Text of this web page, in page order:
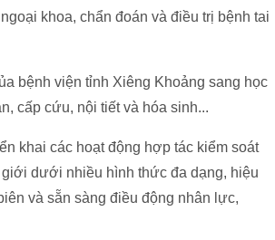
khoa, chẩn đoán và điều trị bệnh tai
bệnh viện tỉnh Xiêng Khoảng sang học
cấp cứu, nội tiết và hóa sinh...
khai các hoạt động hợp tác kiểm soát
dưới nhiều hình thức đa dạng, hiệu
và sẵn sàng điều động nhân lực,